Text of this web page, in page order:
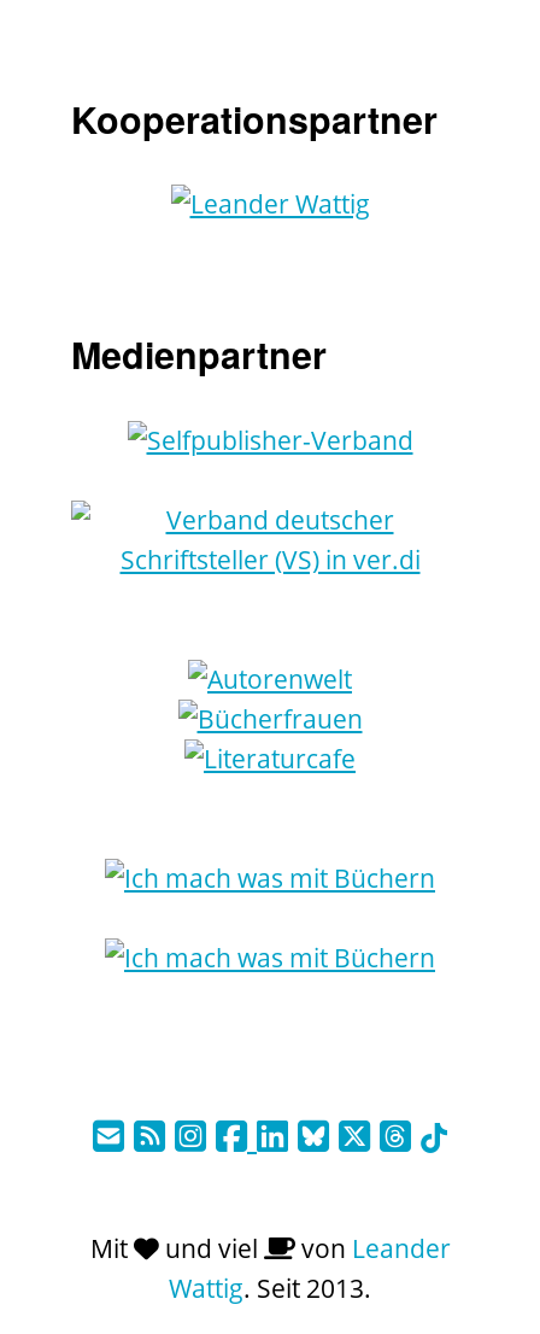
Kooperationspartner
Medienpartner
Mit und viel von Leander
Wattig. Seit 2013.